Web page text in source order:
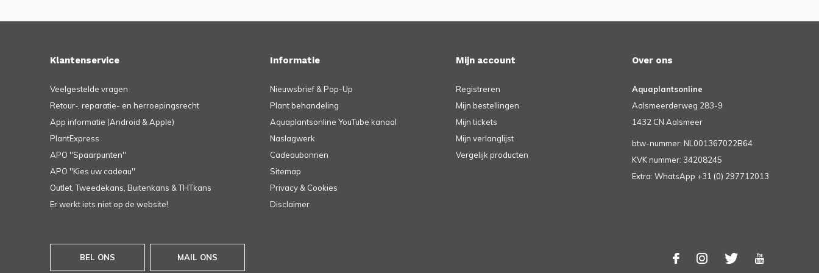
Klantenservice
Veelgestelde vragen
Retour-, reparatie- en herroepingsrecht
App informatie (Android & Apple)
PlantExpress
APO ''Spaarpunten''
APO ''Kies uw cadeau''
Outlet, Tweedekans, Buitenkans & THTkans
Er werkt iets niet op de website!
Informatie
Nieuwsbrief & Pop-Up
Plant behandeling
Aquaplantsonline YouTube kanaal
Naslagwerk
Cadeaubonnen
Sitemap
Privacy & Cookies
Disclaimer
Mijn account
Registreren
Mijn bestellingen
Mijn tickets
Mijn verlanglijst
Vergelijk producten
Over ons
Aquaplantsonline
Aalsmeerderweg 283-9
1432 CN Aalsmeer
btw-nummer: NL001367022B64
KVK nummer: 34208245
Extra: WhatsApp +31 (0) 297712013
BEL ONS MAIL ONS